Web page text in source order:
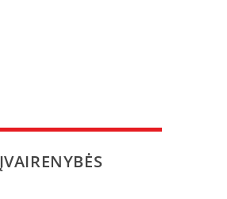
ĮVAIRENYBĖS